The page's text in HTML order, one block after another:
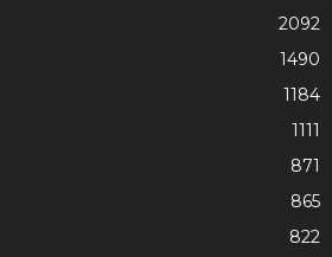
2092
1490
1184
1111
871
865
822